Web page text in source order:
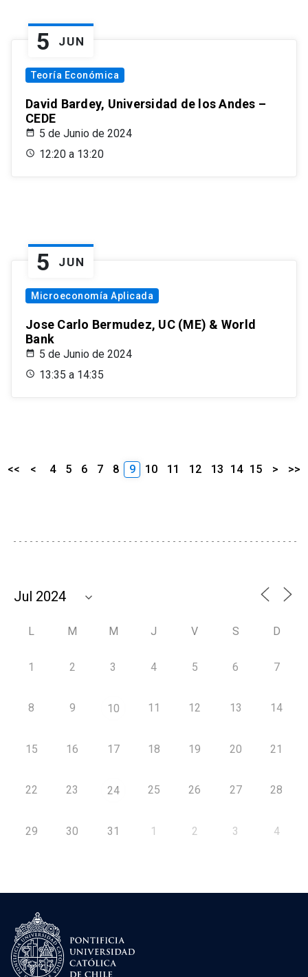
5 JUN
Teoría Económica
David Bardey, Universidad de los Andes –
CEDE
5 de Junio de 2024
12:20 a 13:20
5 JUN
Microeconomía Aplicada
Jose Carlo Bermudez, UC (ME) & World
Bank
5 de Junio de 2024
13:35 a 14:35
<< < 4 5 6 7 8 9 10 11 12 13 14 15 > >>
L M M J V S D
1 2 3 4 5 6 7
8 9 10 11 12 13 14
15 16 17 18 19 20 21
22 23 24 25 26 27 28
29 30 31 1 2 3 4